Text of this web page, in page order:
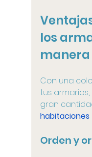
los
Con una
tus
gran
habitaciones
Orden y